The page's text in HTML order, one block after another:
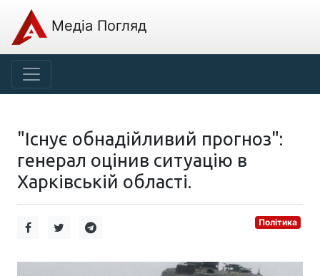
Медіа Погляд
"Існує обнадійливий прогноз":
генерал оцінив ситуацію в
Харківській області.
Політика